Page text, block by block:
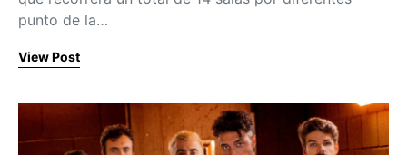
punto de la…
View Post